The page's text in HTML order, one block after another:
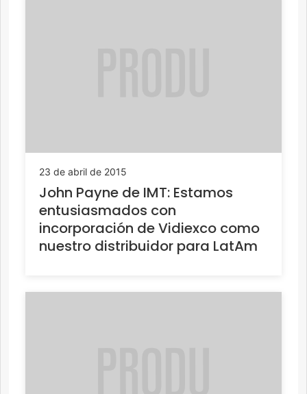
23 de abril de 2015
John Payne de IMT: Estamos
entusiasmados con
incorporación de Vidiexco como
nuestro distribuidor para LatAm